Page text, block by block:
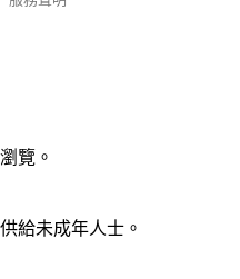
覽。
給未成年人士。